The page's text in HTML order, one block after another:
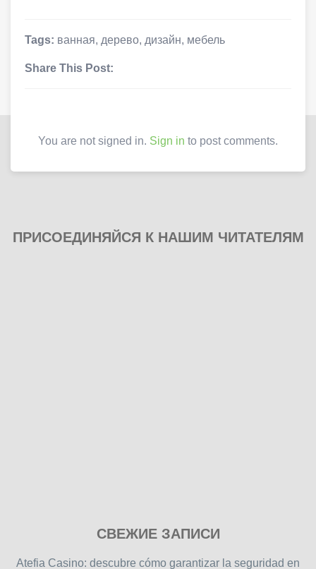
Tags: ванная, дерево, дизайн, мебель
Share This Post:
You are not signed in. Sign in to post comments.
ПРИСОЕДИНЯЙСЯ К НАШИМ ЧИТАТЕЛЯМ
free
СВЕЖИЕ ЗАПИСИ
Atefia Casino: descubre cómo garantizar la seguridad en